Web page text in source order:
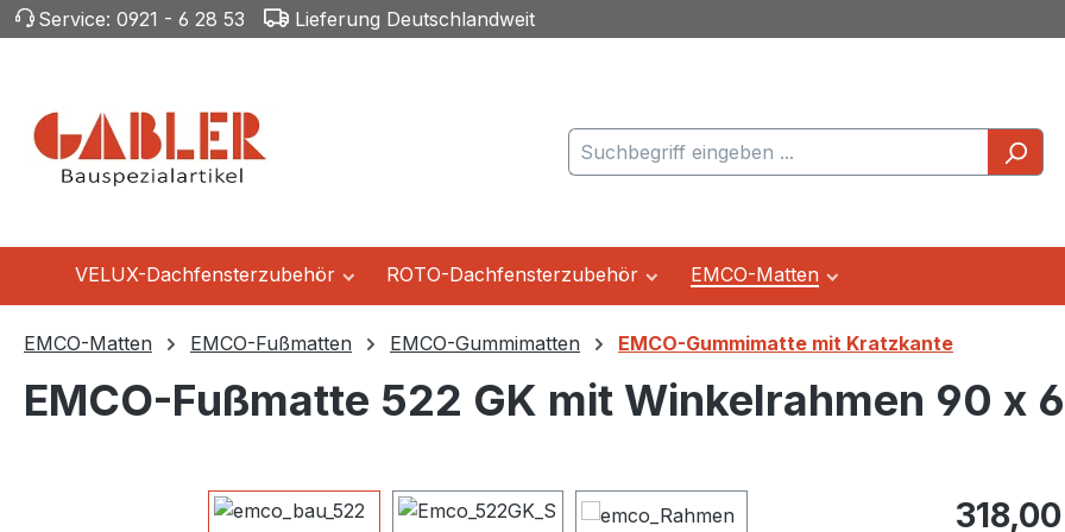
Hauptinhalt springen
Zur Suche springen
Zur Hauptnavigation springen
Service: 0921 - 6 28 53 Lieferung Deutschlandweit
VELUX-Dachfensterzubehör ROTO-Dachfensterzubehör EMCO-Matten
EMCO-Matten EMCO-Fußmatten EMCO-Gummimatten EMCO-Gummimatte mit Kratzkante
EMCO-Fußmatte 522 GK mit Winkelrahmen 90 x
Bildergalerie überspringen Regulärer